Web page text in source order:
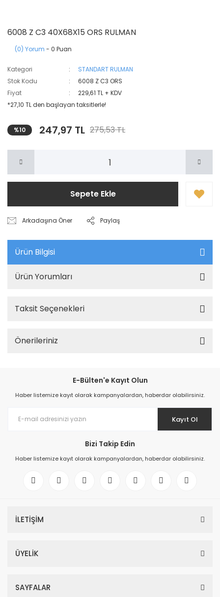
6008 Z C3 40X68X15 ORS RULMAN
(0) Yorum - 0 Puan
Kategori
STANDART RULMAN
Stok Kodu
6008 Z C3 ORS
Fiyat
229,61 TL + KDV
*27,10 TL den başlayan taksitlerle!
%10 247,97 TL 275,53 TL
Sepete Ekle
Arkadaşına Öner Paylaş
Ürün Bilgisi
Ürün Yorumları
Taksit Seçenekleri
Önerileriniz
E-Bülten'e Kayıt Olun
Haber listemize kayıt olarak kampanyalardan, haberdar olabilirsiniz.
Kayıt Ol
Bizi Takip Edin
Haber listemize kayıt olarak kampanyalardan, haberdar olabilirsiniz.
İLETİŞİM
ÜYELİK
SAYFALAR